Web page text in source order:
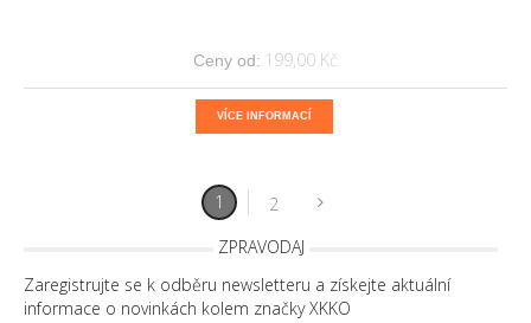
Ceny od: 199,00 Kč
VÍCE INFORMACÍ
1
2
ZPRAVODAJ
Zaregistrujte se k odběru newsletteru a získejte aktuální
informace o novinkách kolem značky XKKO